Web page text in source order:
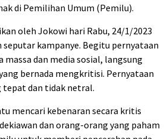
di Pemilihan Umum (Pemilu).
oleh Jokowi hari Rabu, 24/1/2023
kampanye. Begitu pernyataan
dan media sosial, langsung
bernada mengkritisi. Pernyataan
tepat dan tidak netral.
mencari kebenaran secara kritis
dan orang-orang yang paham